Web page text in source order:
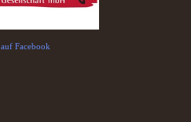
auf Facebook